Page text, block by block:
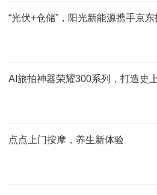
“光伏+仓储”，阳光新能源携手京
AI旅拍神器荣耀300系列，打造史
点点上门按摩，养生新体验